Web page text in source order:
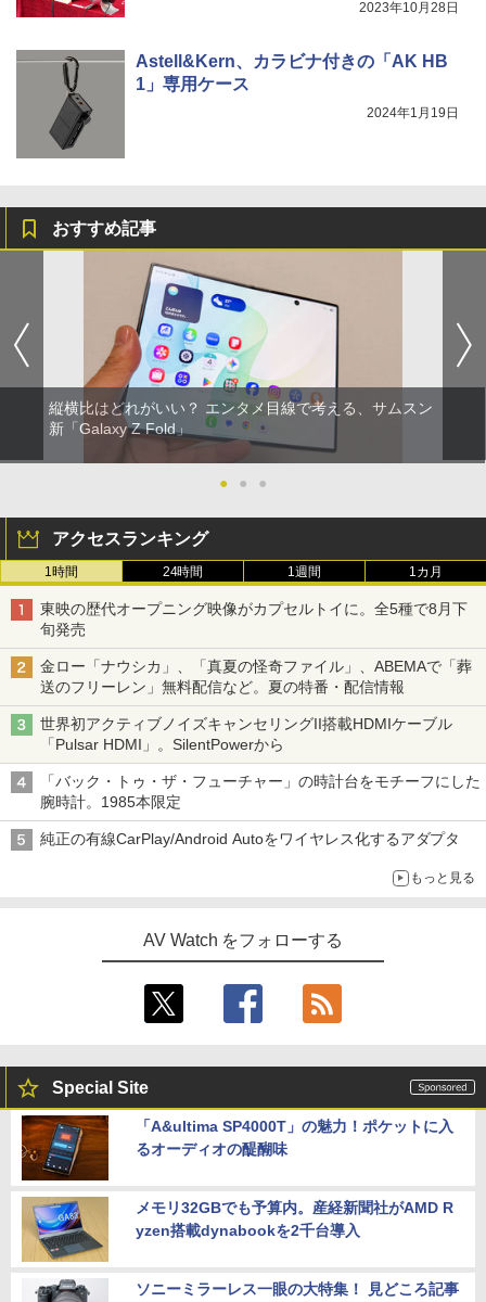
2023年10月28日
Astell&Kern、カラビナ付きの「AK HB
1」専用ケース
2024年1月19日
おすすめ記事
縦横比はどれがいい？ エンタメ目線で考える、サムスン
新「Galaxy Z Fold」
● ● ●
アクセスランキング
1時間 24時間 1週間 1カ月
東映の歴代オープニング映像がカプセルトイに。全5種で8月下
旬発売
金ロー「ナウシカ」、「真夏の怪奇ファイル」、ABEMAで「葬
送のフリーレン」無料配信など。夏の特番・配信情報
世界初アクティブノイズキャンセリングII搭載HDMIケーブル
「Pulsar HDMI」。SilentPowerから
「バック・トゥ・ザ・フューチャー」の時計台をモチーフにした
腕時計。1985本限定
純正の有線CarPlay/Android Autoをワイヤレス化するアダプタ
もっと見る
AV Watch をフォローする
Special Site
「A&ultima SP4000T」の魅力！ポケットに入
るオーディオの醍醐味
メモリ32GBでも予算内。産経新聞社がAMD R
yzen搭載dynabookを2千台導入
ソニーミラーレス一眼の大特集！ 見どころ記事